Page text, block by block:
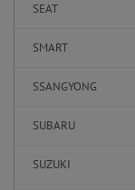
SEAT
SMART
SSANGYONG
SUBARU
SUZUKI